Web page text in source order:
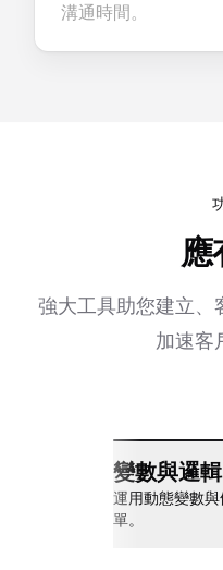
溝通時間。
應
強大工具助您建立、
加速客
變數與邏輯
運用動態變數
單。